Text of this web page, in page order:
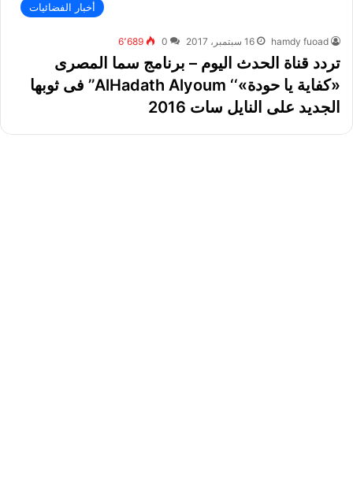
أخبار الفضائيات
hamdy fuoad 16 سبتمبر، 2017 0 6٬689
تردد قناة الحدث اليوم – برنامج سما المصرى
«كفاية يا حودة»‘‘ AlHadath Alyoum’’ فى ثوبها
الجديد على النايل سات 2016